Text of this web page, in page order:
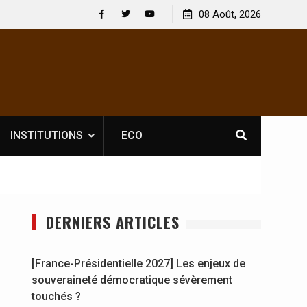
obligatoire pour les spectacles : En
l’opérateur culturel Soldat Jahboy se
[France-
souveraineté
08 Août, 2026
INSTITUTIONS ECO
DERNIERS ARTICLES
[France-Présidentielle 2027] Les enjeux de
souveraineté démocratique sévèrement
touchés ?